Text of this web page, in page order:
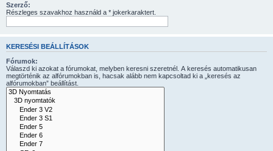
Szerző:
Részleges szavakhoz használd a * jokerkaraktert.
KERESÉSI BEÁLLÍTÁSOK
Fórumok:
Válaszd ki azokat a fórumokat, melyben keresni szeretnél. A keresés automatikusan
megtörténik az alfórumokban is, hacsak alább nem kapcsoltad ki a „keresés az
alfórumokban” beállítást.